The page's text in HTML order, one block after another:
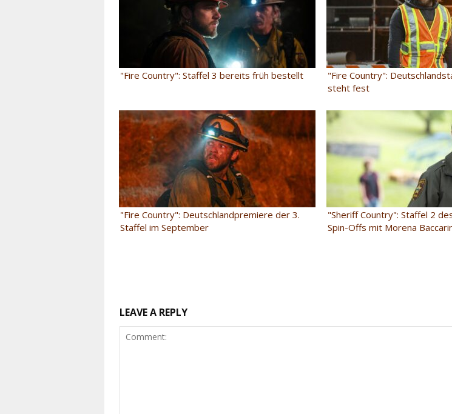
"Fire Country": Staffel 3 bereits früh bestellt
"Fire Country":
steht fest
"Fire Country": Deutschlandpremiere der 3.
Staffel im September
"Sheriff Country": Staffel 2
Spin-Offs mit Morena
LEAVE A REPLY